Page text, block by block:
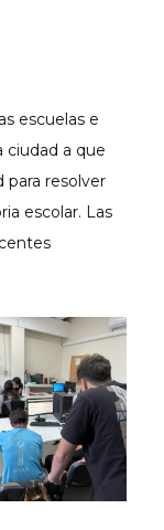
escuelas e
ciudad a que
para resolver
escolar. Las